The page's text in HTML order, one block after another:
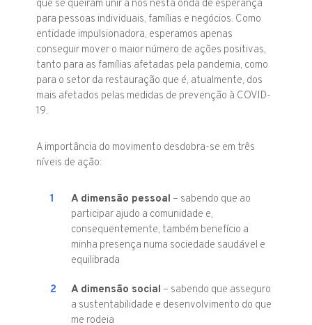
que se queiram unir a nós nesta onda de esperança
para pessoas individuais, famílias e negócios. Como
entidade impulsionadora, esperamos apenas
conseguir mover o maior número de ações positivas,
tanto para as famílias afetadas pela pandemia, como
para o setor da restauração que é, atualmente, dos
mais afetados pelas medidas de prevenção à COVID-
19.
A importância do movimento desdobra-se em três
níveis de ação:
A dimensão pessoal – sabendo que ao
participar ajudo a comunidade e,
consequentemente, também benefício a
minha presença numa sociedade saudável e
equilibrada
A dimensão social – sabendo que asseguro
a sustentabilidade e desenvolvimento do que
me rodeia